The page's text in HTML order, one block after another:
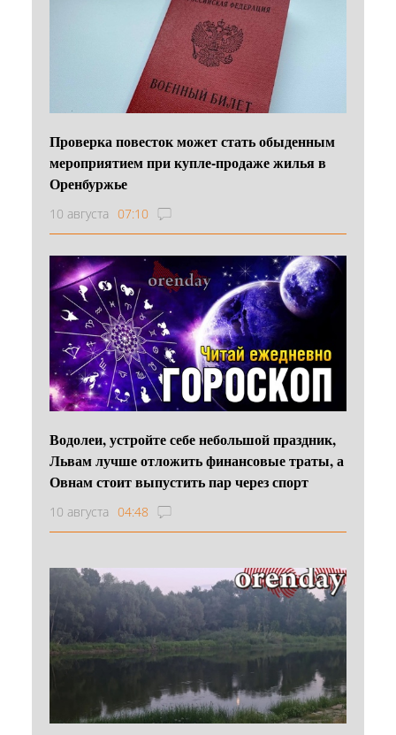
Проверка повесток может стать обыденным
мероприятием при купле-продаже жилья в
Оренбуржье
10 августа 07:10
Водолеи, устройте себе небольшой праздник,
Львам лучше отложить финансовые траты, а
Овнам стоит выпустить пар через спорт
10 августа 04:48